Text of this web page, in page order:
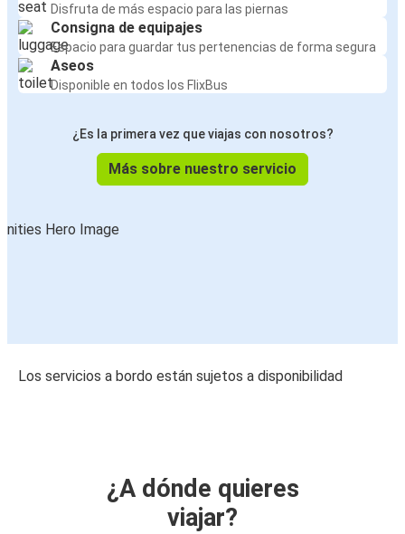
Disfruta de más espacio para las piernas
Consigna de equipajes
Espacio para guardar tus pertenencias de forma segura
Aseos
Disponible en todos los FlixBus
¿Es la primera vez que viajas con nosotros?
Más sobre nuestro servicio
Los servicios a bordo están sujetos a disponibilidad
¿A dónde quieres
viajar?